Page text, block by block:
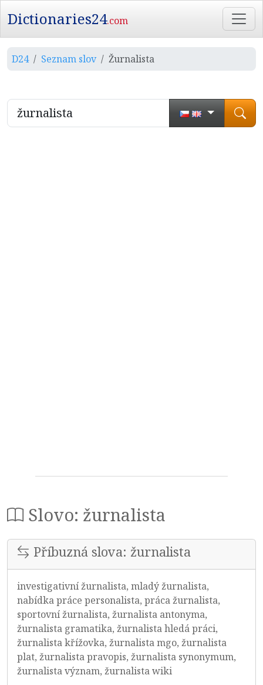
Dictionaries24.com
D24 Seznam slov Žurnalista
Slovo: žurnalista
Příbuzná slova: žurnalista
investigativní žurnalista, mladý žurnalista,
nabídka práce personalista, práca žurnalista,
sportovní žurnalista, žurnalista antonyma,
žurnalista gramatika, žurnalista hledá práci,
žurnalista křížovka, žurnalista mgo, žurnalista
plat, žurnalista pravopis, žurnalista synonymum,
žurnalista význam, žurnalista wiki